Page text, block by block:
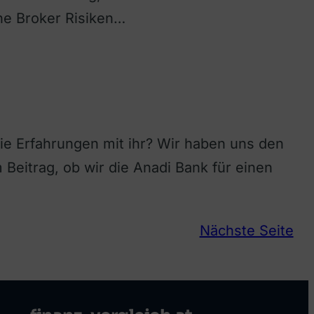
Broker Risiken…
Erfahrungen mit ihr? Wir haben uns den
ob wir die Anadi Bank für einen
Nächste Seite